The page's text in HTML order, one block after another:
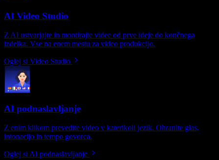
AI Video Studio
Z AI ustvarjajte in montirajte videe od prve ideje do končnega
izdelka. Vse na enem mestu za video produkcijo.
Oglej si Video Studio
AI podnaslavljanje
Z enim klikom prevedite video v katerikoli jezik. Ohranite glas,
intonacijo in tempo govorca.
Oglej si AI podnaslavljanje